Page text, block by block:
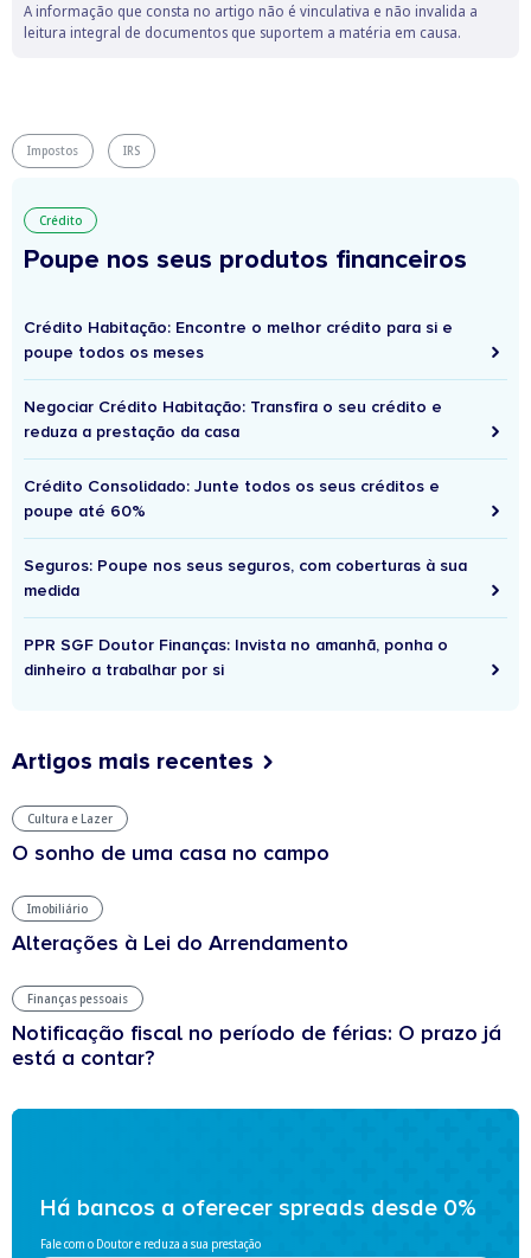
A informação que consta no artigo não é vinculativa e não invalida a
leitura integral de documentos que suportem a matéria em causa.
Impostos IRS
Crédito
Poupe nos seus produtos financeiros
Crédito Habitação: Encontre o melhor crédito para si e
poupe todos os meses
Negociar Crédito Habitação: Transfira o seu crédito e
reduza a prestação da casa
Crédito Consolidado: Junte todos os seus créditos e
poupe até 60%
Seguros: Poupe nos seus seguros, com coberturas à sua
medida
PPR SGF Doutor Finanças: Invista no amanhã, ponha o
dinheiro a trabalhar por si
Artigos mais recentes
Cultura e Lazer
O sonho de uma casa no campo
Imobiliário
Alterações à Lei do Arrendamento
Finanças pessoais
Notificação fiscal no período de férias: O prazo já
está a contar?
Há bancos a oferecer spreads desde 0%
Fale com o Doutor e reduza a sua prestação